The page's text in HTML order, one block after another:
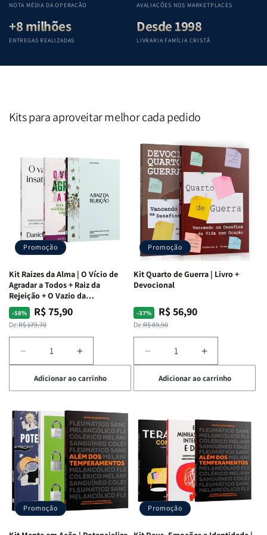
NOTA MÉDIA DA OPERAÇÃO AVALIAÇÕES NOS MARKETPLACES
+8 milhões
ENTREGAS REALIZADAS
Desde 1998
LIVRARIA FAMÍLIA CRISTÃ
Kits para aproveitar melhor cada pedido
Promoção
Kit Raizes da Alma | O Vício de
Agradar a Todos + Raiz da
Rejeição + O Vazio da
Insatisfação.
-58%
Preço
normal
De:R$ 179,70
Preço
promocional
R$ 75,90
Diminuir
a
quantidade
de
Raizes
da
Alma
|
O
Vício
Agradar
a
Todos
Aumentar
a
quantidade
de
Raizes
da
Alma
|
O
Vício
de
Agradar
Todos
Adicionar ao carrinho
Promoção
Kit Quarto de Guerra | Livro +
Devocional
-37%
Preço
normal
De:R$ 89,90
Preço
promocional
R$ 56,90
Diminuir
a
quantidade
de
Quarto
de
Guerra
Livro
+
Devocional
Aumentar
a
quantidade
de
Quarto
de
Guerra
|
Livro
+
Devocional
Adicionar ao carrinho
Promoção Promoção